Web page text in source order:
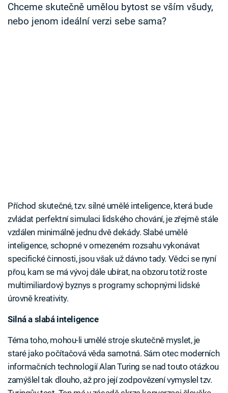
Přihlášení
Chceme skutečně umělou bytost se vším všudy,
nebo jenom ideální verzi sebe sama?
Příchod skutečné, tzv. silné umělé inteligence, která bude
zvládat perfektní simulaci lidského chování, je zřejmě stále
vzdálen minimálně jednu dvě dekády. Slabé umělé
inteligence, schopné v omezeném rozsahu vykonávat
specifické činnosti, jsou však už dávno tady. Vědci se nyní
přou, kam se má vývoj dále ubírat, na obzoru totiž roste
multimiliardový byznys s programy schopnými lidské
úrovně kreativity.
Silná a slabá inteligence
Téma toho, mohou-li umělé stroje skutečně myslet, je
staré jako počítačová věda samotná. Sám otec moderních
informačních technologií Alan Turing se nad touto otázkou
zamýšlel tak dlouho, až pro její zodpovězení vymyslel tzv.